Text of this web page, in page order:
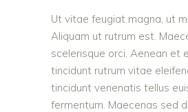
Ut vitae feugiat magna, ut
Aliquam ut rutrum est.
scelerisque orci. Aenean et
tincidunt rutrum vitae
tincidunt venenatis tellus
fermentum. Maecenas sed